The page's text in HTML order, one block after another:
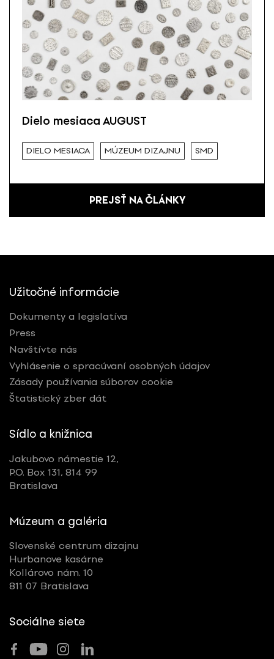
Dielo mesiaca AUGUST
DIELO MESIACA MÚZEUM DIZAJNU SMD
PREJSŤ NA ČLÁNKY
Užitočné informácie
Dokumenty a legislatíva
Press
Navštívte nás
Vyhlásenie o spracúvaní osobných údajov
Zásady používania súborov cookie
Štatistický zber dát
Sídlo a knižnica
Jakubovo námestie 12,
P.O. Box 131, 814 99
Bratislava
Múzeum a galéria
Slovenské centrum dizajnu
Hurbanove kasárne
Kollárovo nám. 10
811 07 Bratislava
Sociálne siete